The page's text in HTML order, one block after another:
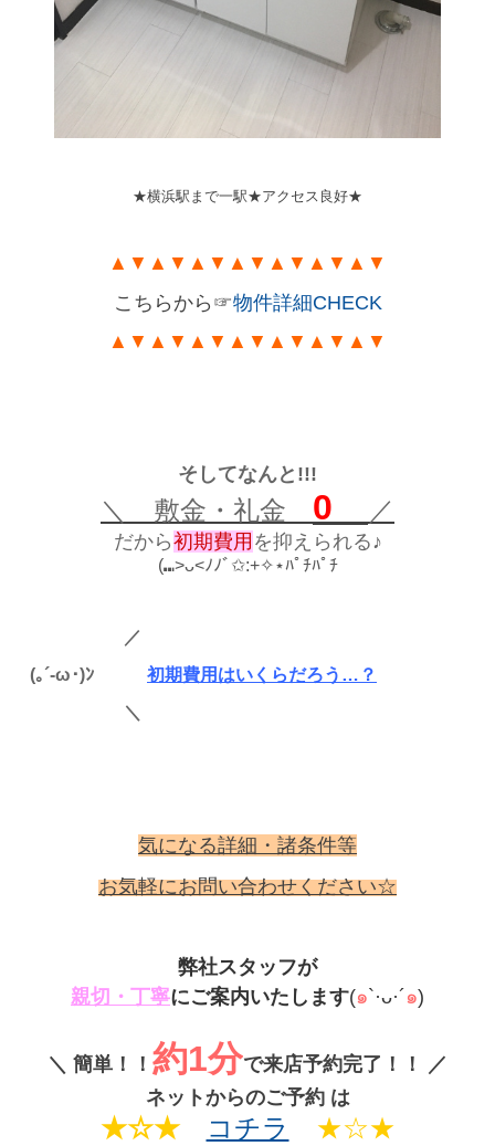
★横浜駅まで一駅★アクセス良好★
▲ ▼ ▲ ▼ ▲ ▼ ▲ ▼ ▲ ▼ ▲ ▼ ▲ ▼
こちらから☞物件詳細CHECK
▲ ▼ ▲ ▼ ▲ ▼ ▲ ▼ ▲ ▼ ▲ ▼ ▲ ▼
そしてなんと!!!
＼ 敷金・礼金 0 ／
だから初期費用 を抑えられる♪
(⑉>ᴗ<ﾉﾉﾞ✩:+✧︎⋆ﾊﾟﾁﾊﾟﾁ
／
(｡´-ω･)ﾝ
初期費用はいくらだろう…？
＼
気になる詳細・諸条件等
お気軽にお問い合わせください☆
弊社スタッフが
親切・丁寧にご案内いたします(๑`·ᴗ·´๑)
＼ 簡単！！ 約1分で来店予約完了！！
／
ネットからのご予約 は
★☆★ コチラ ★☆★